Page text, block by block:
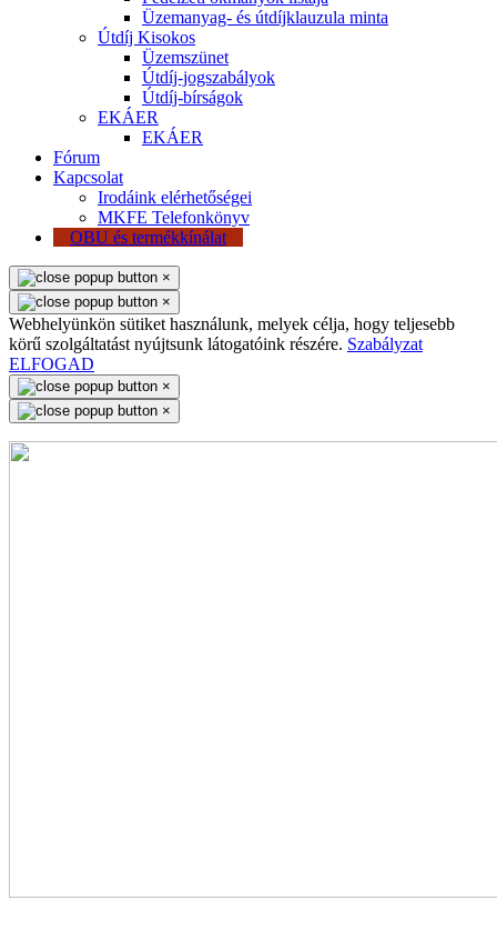
Üzemanyag- és útdíjklauzula minta
Útdíj Kisokos
Üzemszünet
Útdíj-jogszabályok
Útdíj-bírságok
EKÁER
EKÁER
Fórum
Kapcsolat
Irodáink elérhetőségei
MKFE Telefonkönyv
OBU és termékkínálat
×
×
Webhelyünkön sütiket használunk, melyek célja, hogy teljesebb
körű szolgáltatást nyújtsunk látogatóink részére. Szabályzat
ELFOGAD
×
×